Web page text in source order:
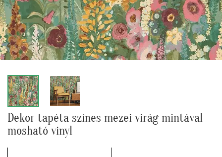
Dekor tapéta színes mezei virág mintával
mosható vinyl